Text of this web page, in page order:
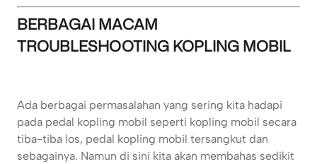
BERBAGAI MACAM
TROUBLESHOOTING KOPLING MOBIL
Ada berbagai permasalahan yang sering kita hadapi
pada pedal kopling mobil seperti kopling mobil secara
tiba-tiba los, pedal kopling mobil tersangkut dan
sebagainya. Namun di sini kita akan membahas sedikit